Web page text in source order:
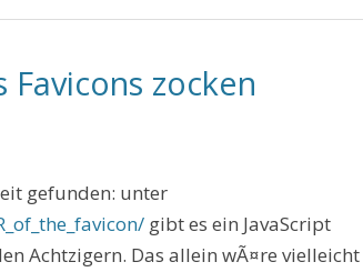
zocken
gefunden: unter
gibt es ein JavaScript
Achtzigern. Das allein wÃ¤re vielleicht